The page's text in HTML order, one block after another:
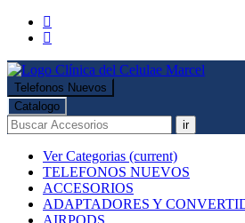
Telefonos Nuevos
Catalogo
ir
Ver Categorias (current)
TELEFONOS NUEVOS
ACCESORIOS
ADAPTADORES Y
AIRPODS